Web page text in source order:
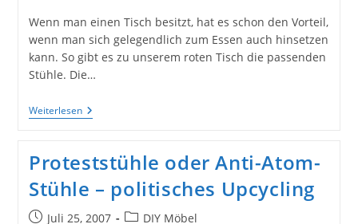
Wenn man einen Tisch besitzt, hat es schon den Vorteil,
wenn man sich gelegendlich zum Essen auch hinsetzen
kann. So gibt es zu unserem roten Tisch die passenden
Stühle. Die…
WeiterlesenRote
Möbelserie,
Proteststühle oder Anti-Atom-
Stühle – politisches Upcycling
BeitragJuli 25, 2007 Beitrags-
DIY Möbel